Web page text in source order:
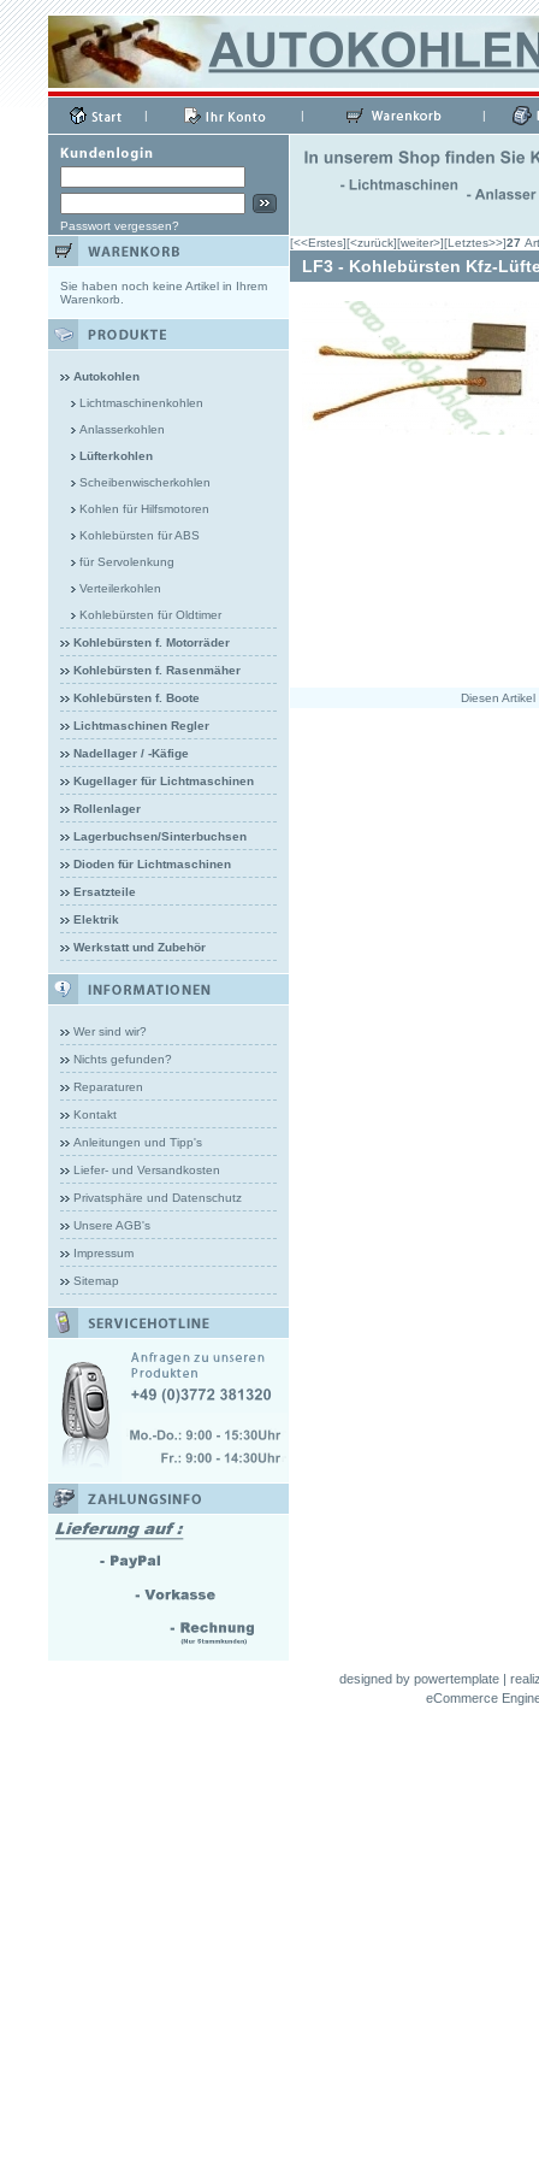
| | |
Passwort vergessen?
Sie haben noch keine Artikel in Ihrem
Warenkorb.
Autokohlen
Lichtmaschinenkohlen
Anlasserkohlen
Lüfterkohlen
Scheibenwischerkohlen
Kohlen für Hilfsmotoren
Kohlebürsten für ABS
für Servolenkung
Verteilerkohlen
Kohlebürsten für Oldtimer
Kohlebürsten f. Motorräder
Kohlebürsten f. Rasenmäher
Kohlebürsten f. Boote
Lichtmaschinen Regler
Nadellager / -Käfige
Kugellager für Lichtmaschinen
Rollenlager
Lagerbuchsen/Sinterbuchsen
Dioden für Lichtmaschinen
Ersatzteile
Elektrik
Werkstatt und Zubehör
Wer sind wir?
Nichts gefunden?
Reparaturen
Kontakt
Anleitungen und Tipp's
Liefer- und Versandkosten
Privatsphäre und Datenschutz
Unsere AGB's
Impressum
Sitemap
[<<Erstes][<zurück][weiter>][Letztes>>]27
LF3 - Kohlebürsten Kfz-
Diesen
designed by powertemplate|
eCommerce